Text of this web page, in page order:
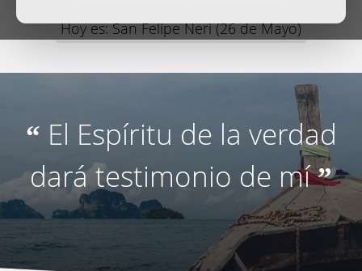
Hoy es: San Felipe Neri (26 de Mayo)
“ El Espíritu de la verdad
dará testimonio de mí”